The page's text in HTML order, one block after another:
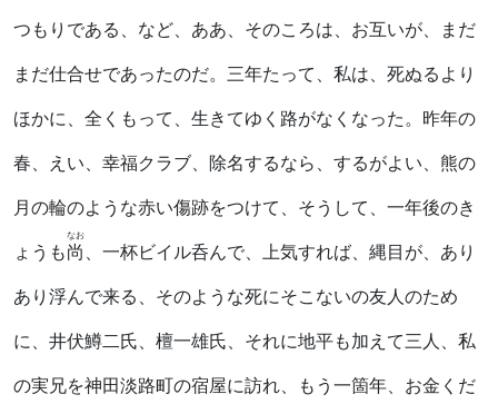
つもりである、など、ああ、そのころは、お互いが、まだ
まだ仕合せであったのだ。三年たって、私は、死ぬるより
ほかに、全くもって、生きてゆく路がなくなった。昨年の
春、えい、幸福クラブ、除名するなら、するがよい、熊の
月の輪のような赤い傷跡をつけて、そうして、一年後のき
ょうも尚
なお
、一杯ビイル呑んで、上気すれば、縄目が、あり
あり浮んで来る、そのような死にそこないの友人のため
に、井伏鱒二氏、檀一雄氏、それに地平も加えて三人、私
の実兄を神田淡路町の宿屋に訪れ、もう一箇年、お金くだ